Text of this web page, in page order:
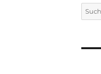
Suchen
nach: